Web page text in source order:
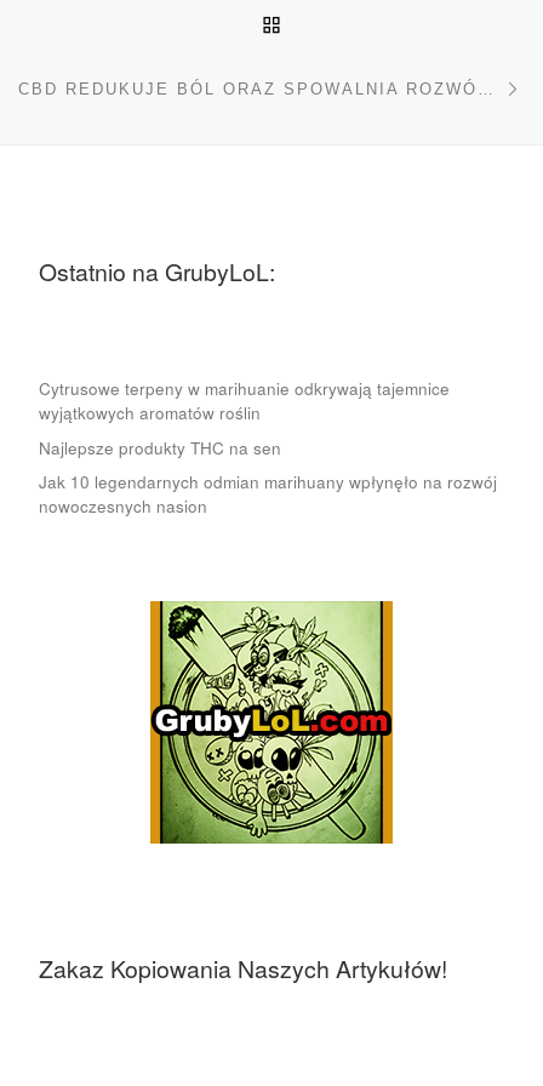
Ostatnio na GrubyLoL:
Cytrusowe terpeny w marihuanie odkrywają tajemnice
wyjątkowych aromatów roślin
Najlepsze produkty THC na sen
Jak 10 legendarnych odmian marihuany wpłynęło na rozwój
nowoczesnych nasion
Zakaz Kopiowania Naszych Artykułów!